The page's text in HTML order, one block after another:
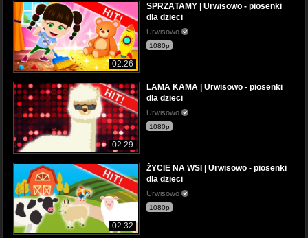
02:26
SPRZĄTAMY | Urwisowo - piosenki
dla dzieci
Urwisowo
1080p
02:29
LAMA KAMA | Urwisowo - piosenki
dla dzieci
Urwisowo
1080p
02:32
ŻYCIE NA WSI | Urwisowo - piosenki
dla dzieci
Urwisowo
1080p